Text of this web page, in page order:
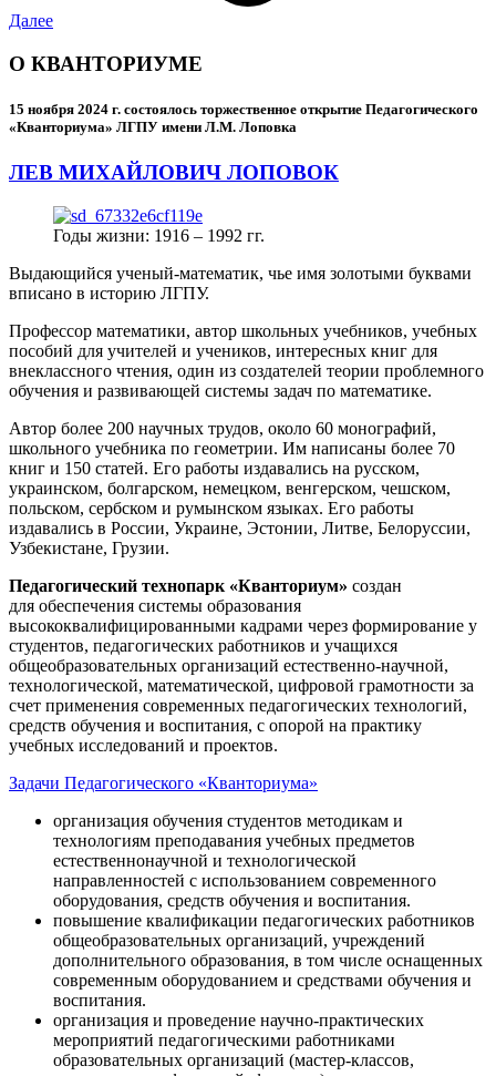
Далее
О КВАНТОРИУМЕ
15 ноября 2024 г. состоялось торжественное открытие Педагогического
«Кванториума» ЛГПУ имени Л.М. Лоповка
ЛЕВ МИХАЙЛОВИЧ ЛОПОВОК
Годы жизни: 1916 – 1992 гг.
Выдающийся ученый-математик, чье имя золотыми буквами
вписано в историю ЛГПУ.
Профессор математики, автор школьных учебников, учебных
пособий для учителей и учеников, интересных книг для
внеклассного чтения, один из создателей теории проблемного
обучения и развивающей системы задач по математике.
Автор более 200 научных трудов, около 60 монографий,
школьного учебника по геометрии. Им написаны более 70
книг и 150 статей. Его работы издавались на русском,
украинском, болгарском, немецком, венгерском, чешском,
польском, сербском и румынском языках. Его работы
издавались в России, Украине, Эстонии, Литве, Белоруссии,
Узбекистане, Грузии.
Педагогический технопарк «Кванториум» создан
для обеспечения системы образования
высококвалифицированными кадрами через формирование у
студентов, педагогических работников и учащихся
общеобразовательных организаций естественно-научной,
технологической, математической, цифровой грамотности за
счет применения современных педагогических технологий,
средств обучения и воспитания, с опорой на практику
учебных исследований и проектов.
Задачи Педагогического «Кванториума»
организация обучения студентов методикам и
технологиям преподавания учебных предметов
естественнонаучной и технологической
направленностей с использованием современного
оборудования, средств обучения и воспитания.
повышение квалификации педагогических работников
общеобразовательных организаций, учреждений
дополнительного образования, в том числе оснащенных
современным оборудованием и средствами обучения и
воспитания.
организация и проведение научно-практических
мероприятий педагогическими работниками
образовательных организаций (мастер-классов,